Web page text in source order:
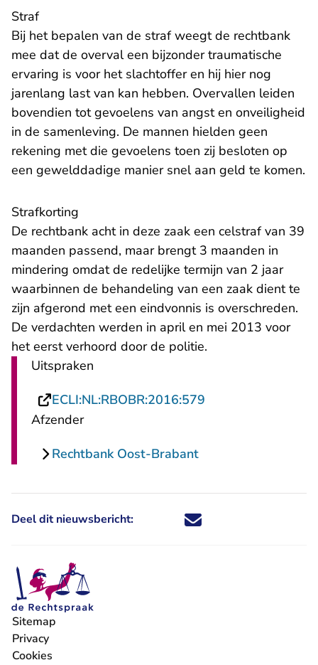
Straf
Bij het bepalen van de straf weegt de rechtbank
mee dat de overval een bijzonder traumatische
ervaring is voor het slachtoffer en hij hier nog
jarenlang last van kan hebben. Overvallen leiden
bovendien tot gevoelens van angst en onveiligheid
in de samenleving. De mannen hielden geen
rekening met die gevoelens toen zij besloten op
een gewelddadige manier snel aan geld te komen.
Strafkorting
De rechtbank acht in deze zaak een celstraf van 39
maanden passend, maar brengt 3 maanden in
mindering omdat de redelijke termijn van 2 jaar
waarbinnen de behandeling van een zaak dient te
zijn afgerond met een eindvonnis is overschreden.
De verdachten werden in april en mei 2013 voor
het eerst verhoord door de politie.
Uitspraken
ECLI:NL:RBOBR:2016:579
Afzender
Rechtbank Oost-Brabant
Deel dit nieuwsbericht: Deel dit nieuwsbericht via X -
Deel dit nieuwsbericht via
Deel dit nieuwsbericht
Deel dit
Sitemap
Privacy
Cookies